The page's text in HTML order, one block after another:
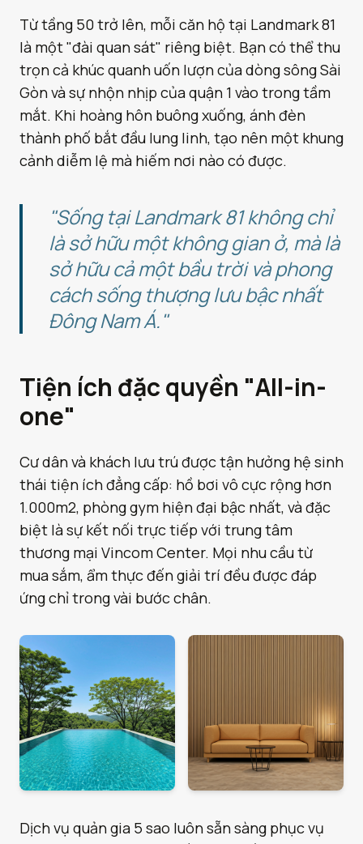
Từ tầng 50 trở lên, mỗi căn hộ tại Landmark 81
là một "đài quan sát" riêng biệt. Bạn có thể thu
trọn cả khúc quanh uốn lượn của dòng sông Sài
Gòn và sự nhộn nhịp của quận 1 vào trong tầm
mắt. Khi hoàng hôn buông xuống, ánh đèn
thành phố bắt đầu lung linh, tạo nên một khung
cảnh diễm lệ mà hiếm nơi nào có được.
"Sống tại Landmark 81 không chỉ
là sở hữu một không gian ở, mà là
sở hữu cả một bầu trời và phong
cách sống thượng lưu bậc nhất
Đông Nam Á."
Tiện ích đặc quyền "All-in-
one"
Cư dân và khách lưu trú được tận hưởng hệ sinh
thái tiện ích đẳng cấp: hồ bơi vô cực rộng hơn
1.000m2, phòng gym hiện đại bậc nhất, và đặc
biệt là sự kết nối trực tiếp với trung tâm
thương mại Vincom Center. Mọi nhu cầu từ
mua sắm, ẩm thực đến giải trí đều được đáp
ứng chỉ trong vài bước chân.
Dịch vụ quản gia 5 sao luôn sẵn sàng phục vụ